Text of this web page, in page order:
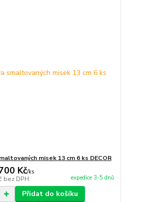
misek 13 cm 6 ks DECOR
Kč/ks
bez DPH expedice 3-5 dnů
Přidat do košíku